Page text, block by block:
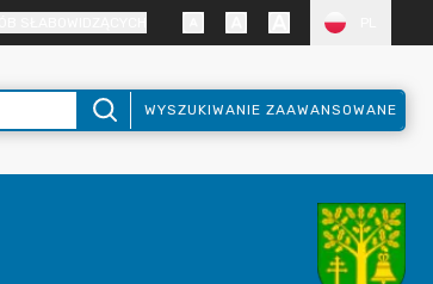
WYSZUKIWANIE ZAAWANSOWANE